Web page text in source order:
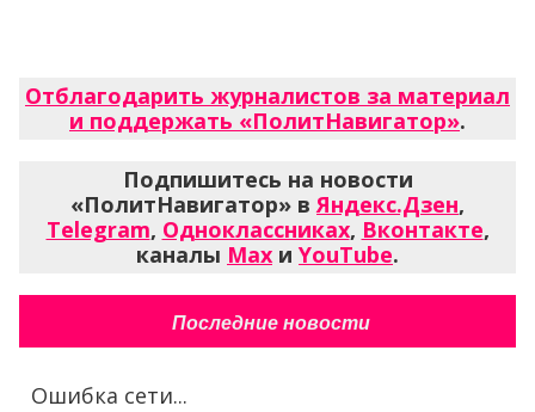
Отблагодарить журналистов за материал
и поддержать «ПолитНавигатор».
Подпишитесь на новости
«ПолитНавигатор» вЯндекс.Дзен,
Telegram, Одноклассниках, Вконтакте,
каналы Max и YouTube.
Последние новости
Ошибка сети...